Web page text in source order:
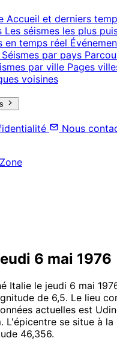
Accueil et derniers
Les séismes les plus
en temps réel
Séismes par pays
par ville Pages
voisines
Nous
6 mai 1976
Italie le jeudi 6 mai
de 6,5. Le lieu
actuelles est
L'épicentre se situe à
46,356.